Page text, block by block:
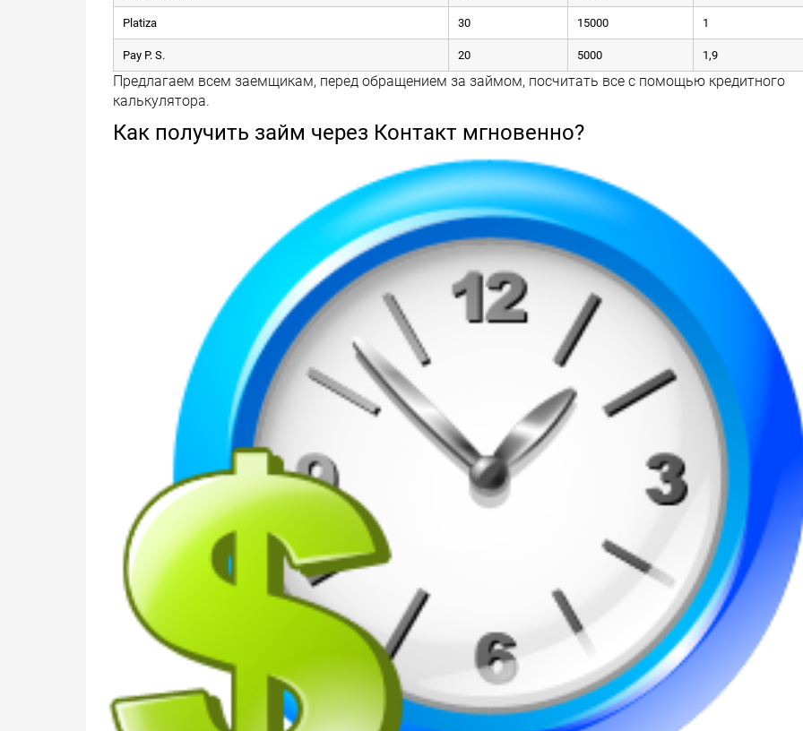
Platiza 30 15000 1
Pay P. S. 20 5000 1,9
Предлагаем всем заемщикам, перед обращением за займом, посчитать все с помощью кредитного
калькулятора.
Как получить займ через Контакт мгновенно?